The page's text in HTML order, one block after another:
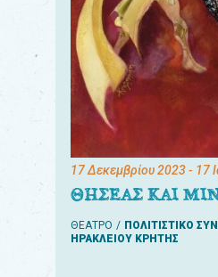
17 Δεκεμβρίου 2023- 17
ΘΗΣΕΑΣ ΚΑΙ
ΘΕΑΤΡΟ
ΠΟΛΙΤΙΣΤΙΚΟ
ΗΡΑΚΛΕΙΟΥ ΚΡΗΤΗΣ